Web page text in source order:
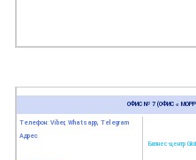
ОФИС № 7 (ОФИС «
Телефон: Viber, Whatsapp, Telegram
Адрес
Бизнес-центр